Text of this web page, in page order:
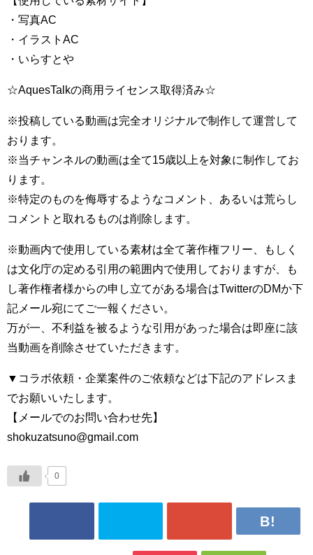
・写真AC
・イラストAC
・いらすとや
☆AquesTalkの商用ライセンス取得済み☆
※投稿している動画は完全オリジナルで制作して運営して
おります。
※当チャンネルの動画は全て15歳以上を対象に制作してお
ります。
※特定のものを侮辱するようなコメント、あるいは荒らし
コメントと取れるものは削除します。
※動画内で使用している素材は全て著作権フリー、もしく
は文化庁の定める引用の範囲内で使用しておりますが、も
し著作権者様からの申し立てがある場合はTwitterのDMか下
記メール宛にてご一報ください。
万が一、不利益を被るような引用があった場合は即座に該
当動画を削除させていただきます。
▼コラボ依頼・企業案件のご依頼などは下記のアドレスま
でお願いいたします。
【メールでのお問い合わせ先】
shokuzatsuno@gmail.com
0